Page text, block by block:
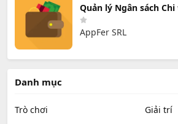
Quản lý Ngân sách
AppFer SRL
Danh mục
Trò chơi
Giải trí